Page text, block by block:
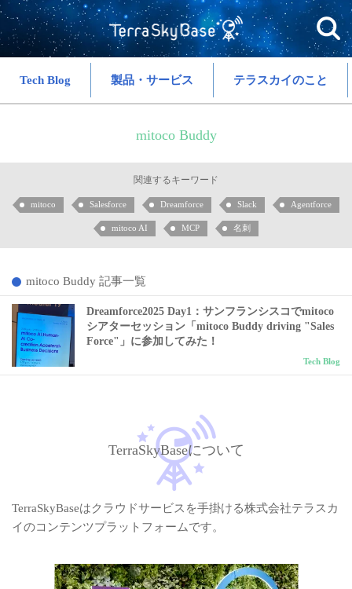
Tech Blog 製品・サービス テラスカイのこと
mitoco Buddy
関連するキーワード
mitoco Salesforce Dreamforce Slack Agentforce
mitoco AI MCP 名刺
mitoco Buddy 記事一覧
Dreamforce2025 Day1：サンフランシスコでmitoco
シアターセッション「mitoco Buddy driving "Sales
Force"」に参加してみた！
Tech Blog
TerraSkyBaseについて
TerraSkyBaseはクラウドサービスを手掛ける株式会社テラスカ
イのコンテンツプラットフォームです。